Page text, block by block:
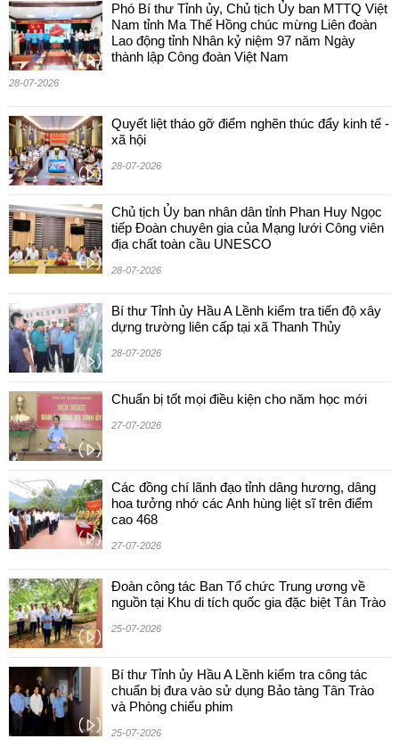
Phó Bí thư Tỉnh ủy, Chủ tịch Ủy ban MTTQ Việt
Nam tỉnh Ma Thế Hồng chúc mừng Liên đoàn
Lao động tỉnh Nhân kỷ niệm 97 năm Ngày
thành lập Công đoàn Việt Nam
28-07-2026
Quyết liệt tháo gỡ điểm nghẽn thúc đẩy kinh tế -
xã hội
28-07-2026
Chủ tịch Ủy ban nhân dân tỉnh Phan Huy Ngọc
tiếp Đoàn chuyên gia của Mạng lưới Công viên
địa chất toàn cầu UNESCO
28-07-2026
Bí thư Tỉnh ủy Hầu A Lềnh kiểm tra tiến độ xây
dựng trường liên cấp tại xã Thanh Thủy
28-07-2026
Chuẩn bị tốt mọi điều kiện cho năm học mới
27-07-2026
Các đồng chí lãnh đạo tỉnh dâng hương, dâng
hoa tưởng nhớ các Anh hùng liệt sĩ trên điểm
cao 468
27-07-2026
Đoàn công tác Ban Tổ chức Trung ương về
nguồn tại Khu di tích quốc gia đặc biệt Tân Trào
25-07-2026
Bí thư Tỉnh ủy Hầu A Lềnh kiểm tra công tác
chuẩn bị đưa vào sử dụng Bảo tàng Tân Trào
và Phòng chiếu phim
25-07-2026